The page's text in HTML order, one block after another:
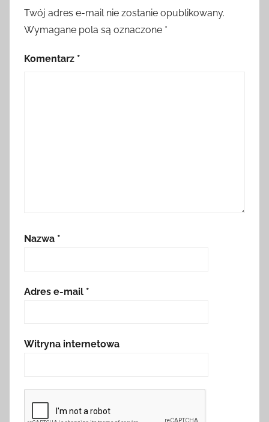
Twój adres e-mail nie zostanie opublikowany.
Wymagane pola są oznaczone *
Komentarz *
Nazwa *
Adres e-mail *
Witryna internetowa